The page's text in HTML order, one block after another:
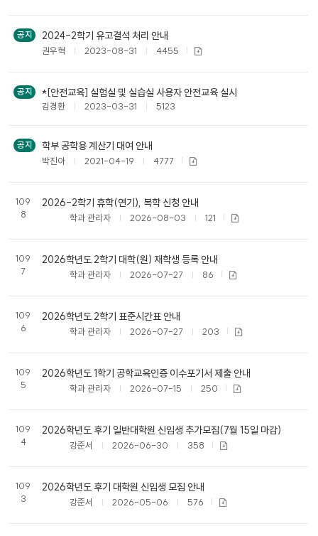
공지 2024-2학기 유고결석 처리 안내
권우혁 2023-08-31 4455
공지 *[안전교육] 실험실 및 실습실 사용자 안전교육 실시
김경환 2023-03-31 5123
공지 학부 공학용 계산기 대여 안내
박진아 2021-04-19 4777
109
8
2026-2학기 휴학(연기), 복학 신청 안내
학과 관리자 2026-08-03 121
109
7
2026학년도 2학기 대학(원) 재학생 등록 안내
학과 관리자 2026-07-27 86
109
6
2026학년도 2학기 표준시간표 안내
학과 관리자 2026-07-27 203
109
5
2026학년도 1학기 공학교육인증 이수포기서 제출 안내
학과 관리자 2026-07-15 250
109
4
2026학년도 후기 일반대학원 신입생 추가모집(7월 15일 마감)
강준서 2026-06-30 358
109
3
2026학년도 후기 대학원 신입생 모집 안내
강준서 2026-05-06 576